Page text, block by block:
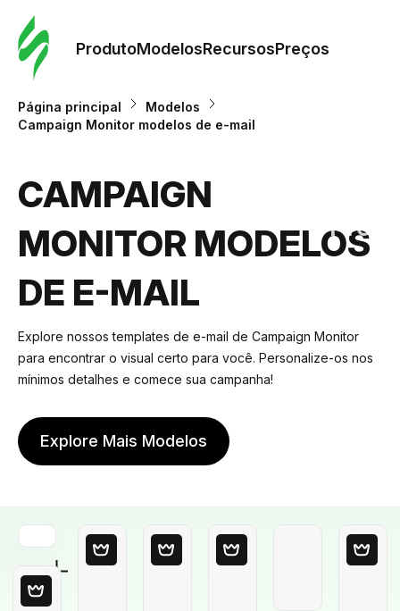
ProdutoModelosRecursosPreços
Página principal
Modelos
Campaign Monitor modelos de e-mail
CAMPAIGN
MONITOR MODELOS
DE E-MAIL
Explore nossos templates de e-mail de Campaign Monitor
para encontrar o visual certo para você. Personalize-os nos
mínimos detalhes e comece sua campanha!
Explore Mais Modelos